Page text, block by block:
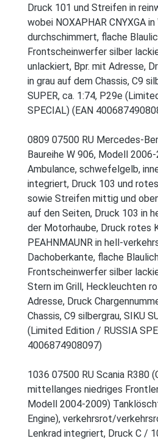
Druck 101 und Streifen in
wobei NOXAPHAR CNYXGA
durchschimmert, flache
Frontscheinwerfer silber
unlackiert, Bpr. mit Adresse,
in grau auf dem Chassis, C9
SUPER, ca. 1:74, P29e
SPECIAL) (EAN
0809 07500 RU Mercedes-
Baureihe W 906, Modell
Ambulance, schwefelgelb,
integriert, Druck 103 und
sowie Streifen mittig und
auf den Seiten, Druck 103 in
der Motorhaube, Druck rotes
PEAHNMAUNR in hell-
Dachoberkante, flache
Frontscheinwerfer silber
Stern im Grill, Heckleuchten
Adresse, Druck
Chassis, C9 silbergrau, SIKU
(Limited Edition / RUSSIA
4006874908097)
1036 07500 RU Scania R380
mittellanges niedriges
Modell 2004-2009)
Engine), verkehrsrot/
Lenkrad integriert, Druck C /